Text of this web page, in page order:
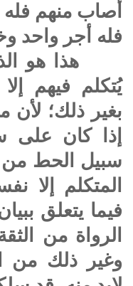
أصاب منهم
فله أجر واحد
هذا هو
يُتكلم فيهم
بغير ذلك؛ لأن
إذا كان على
سبيل الحط من
المتكلم إلا
فيما يتعلق
الرواة من
وغير ذلك من